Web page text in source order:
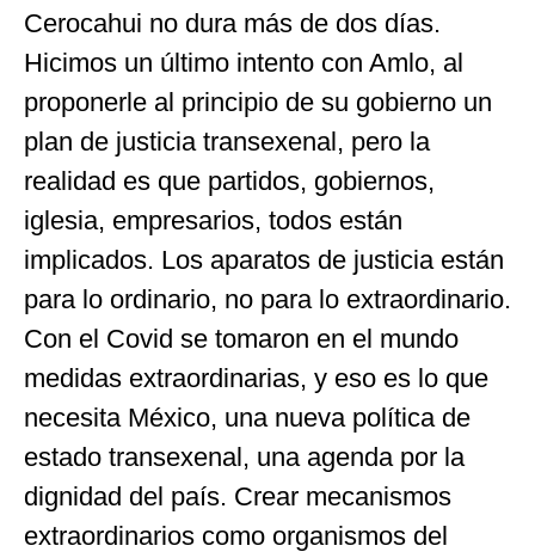
Cerocahui no dura más de dos días.
Hicimos un último intento con Amlo, al
proponerle al principio de su gobierno un
plan de justicia transexenal, pero la
realidad es que partidos, gobiernos,
iglesia, empresarios, todos están
implicados. Los aparatos de justicia están
para lo ordinario, no para lo extraordinario.
Con el Covid se tomaron en el mundo
medidas extraordinarias, y eso es lo que
necesita México, una nueva política de
estado transexenal, una agenda por la
dignidad del país. Crear mecanismos
extraordinarios como organismos del